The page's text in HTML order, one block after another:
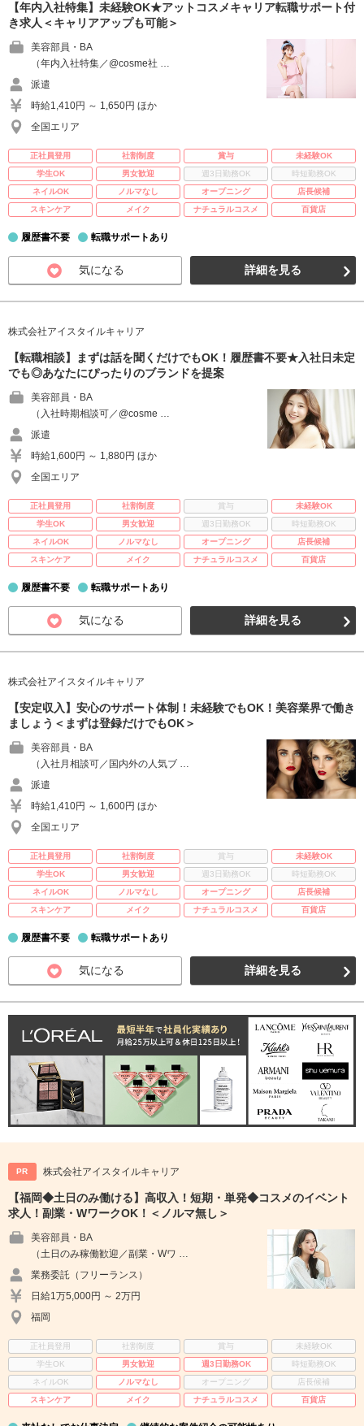
【年内入社特集】未経験OK★アットコスメキャリア転職サポート付
き求人＜キャリアアップも可能＞
美容部員・BA
（年内入社特集／@cosme社 …
派遣
時給1,410円 ～ 1,650円 ほか
全国エリア
正社員登用 社割制度 賞与
未経験OK
学生OK
男女歓迎 週3日勤務OK
時短勤務OK
ネイルOK
ノルマなし オープニング
店長候補
スキンケア
メイク ナチュラルコスメ 百貨店
履歴書不要 転職サポートあり
気になる 詳細を見る
株式会社アイスタイルキャリア
【転職相談】まずは話を聞くだけでもOK！履歴書不要★入社日未定
でも◎あなたにぴったりのブランドを提案
美容部員・BA
（入社時期相談可／@cosme …
派遣
時給1,600円 ～ 1,880円 ほか
全国エリア
正社員登用 社割制度 賞与
未経験OK
学生OK
男女歓迎 週3日勤務OK
時短勤務OK
ネイルOK
ノルマなし オープニング
店長候補
スキンケア
メイク ナチュラルコスメ 百貨店
履歴書不要 転職サポートあり
気になる 詳細を見る
株式会社アイスタイルキャリア
【安定収入】安心のサポート体制！未経験でもOK！美容業界で働き
ましょう＜まずは登録だけでもOK＞
美容部員・BA
（入社月相談可／国内外の人気ブ …
派遣
時給1,410円 ～ 1,600円 ほか
全国エリア
正社員登用 社割制度 賞与
未経験OK
学生OK
男女歓迎 週3日勤務OK
時短勤務OK
ネイルOK
ノルマなし オープニング
店長候補
スキンケア
メイク ナチュラルコスメ 百貨店
履歴書不要 転職サポートあり
気になる 詳細を見る
PR 株式会社アイスタイルキャリア
【福岡◆土日のみ働ける】高収入！短期・単発◆コスメのイベント
求人！副業・WワークOK！＜ノルマ無し＞
美容部員・BA
（土日のみ稼働歓迎／副業・Wワ …
業務委託（フリーランス）
日給1万5,000円 ～ 2万円
福岡
正社員登用 社割制度 賞与
未経験OK
学生OK
男女歓迎 週3日勤務OK
時短勤務OK
ネイルOK
ノルマなし オープニング
店長候補
スキンケア
メイク ナチュラルコスメ 百貨店